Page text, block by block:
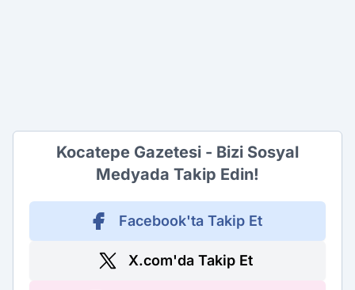
Kocatepe Gazetesi - Bizi Sosyal
Medyada Takip Edin!
Facebook'ta Takip Et
X.com'da Takip Et